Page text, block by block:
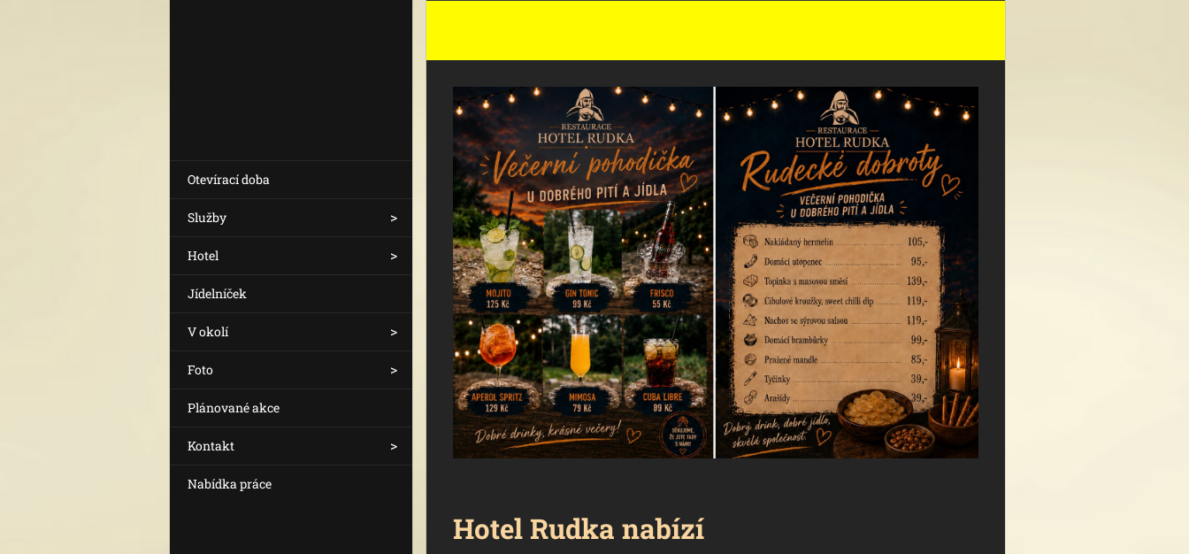
Otevírací doba
Služby
Hotel
Jídelníček
V okolí
Foto
Plánované akce
Kontakt
Nabídka práce
Hotel Rudka nabízí